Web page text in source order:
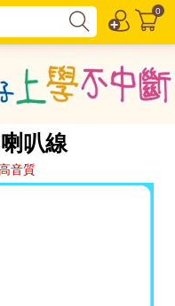
0
叭線
音質